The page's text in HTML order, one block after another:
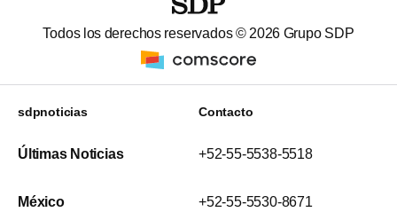
Todos los derechos reservados © 2026 Grupo SDP
sdpnoticias
Últimas Noticias
México
Contacto
+52-55-5538-5518
+52-55-5530-8671